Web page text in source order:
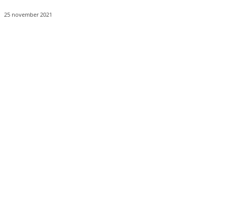
25 november 2021